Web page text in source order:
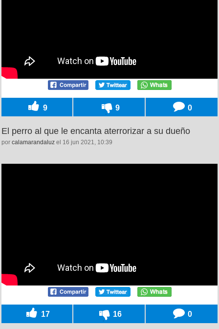
9 9 0
El perro al que le encanta aterrorizar a su dueño
por calamarandaluz el 16 jun 2021, 10:39
17 16 0